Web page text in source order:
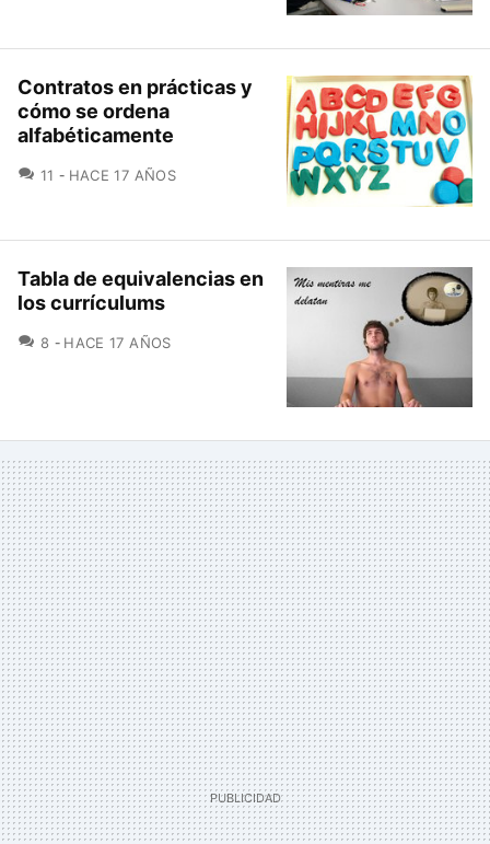
Contratos en prácticas y
cómo se ordena
alfabéticamente
11 COMENTARIOS
HACE 17 AÑOS
Tabla de equivalencias en
los currículums
8 COMENTARIOS
HACE 17 AÑOS